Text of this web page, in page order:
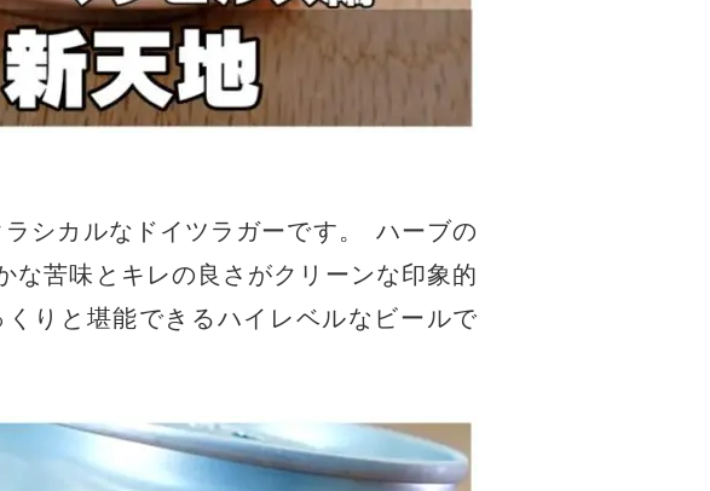
シカルなドイツラガーです。
ハーブの
な苦味とキレの良さがクリーンな印象的
りと堪能できるハイレベルなビールで